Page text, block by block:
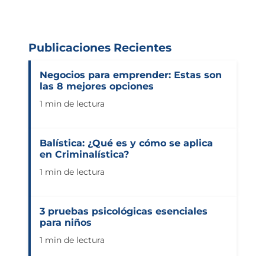
Publicaciones Recientes
Negocios para emprender: Estas son
las 8 mejores opciones
1 min de lectura
Balística: ¿Qué es y cómo se aplica
en Criminalística?
1 min de lectura
3 pruebas psicológicas esenciales
para niños
1 min de lectura